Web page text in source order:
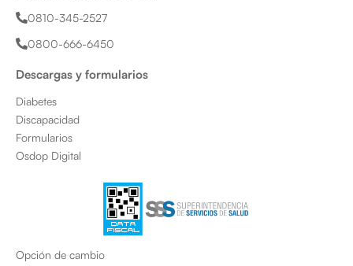
0810-345-2527
0800-666-6450
Descargas y formularios
Diabetes
Discapacidad
Formularios
Osdop Digital
Opción de cambio